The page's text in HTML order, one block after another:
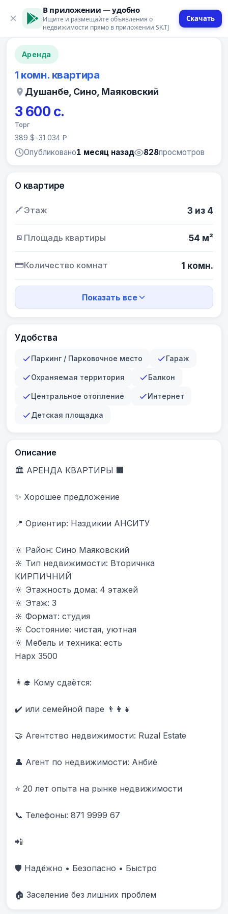
В приложении — удобно
Ищите и размещайте объявления о
недвижимости прямо в приложении SK.TJ
Скачать
12 фото
Аренда
1 комн. квартира
Душанбе, Сино, Маяковский
3 600 с.
Торг
389 $•31 034 ₽
Опубликовано1 месяц назад 828просмотров
О квартире
Этаж 3 из 4
Площадь квартиры 54 м²
Количество комнат 1 комн.
Показать все
Удобства
Паркинг / Парковочное место Гараж
Охраняемая территория Балкон
Центральное отопление Интернет
Детская площадка
Описание
🏛 АРЕНДА КВАРТИРЫ 🏢
✨ Хорошее предложение
📍 Ориентир: Наздикии АНСИТУ
🔆 Район: Сино Маяковский
🔆 Тип недвижимости: Вторичнка
КИРПИЧНИЙ
🔆 Этажность дома: 4 этажей
🔆 Этаж: 3
🔆 Формат: студия
🔆 Состояние: чистая, уютная
🔆 Мебель и техника: есть
Нарх 3500
👩‍🎓 Кому сдаётся:
✔️ или семейной паре 👨‍👩‍👧
🤝 Агентство недвижимости: Ruzal Estate
👤 Агент по недвижимости: Анбиë
⭐ 20 лет опыта на рынке недвижимости
📞 Телефоны: 871 9999 67
📲
🛡️ Надёжно • Безопасно • Быстро
🏠 Заселение без лишних проблем